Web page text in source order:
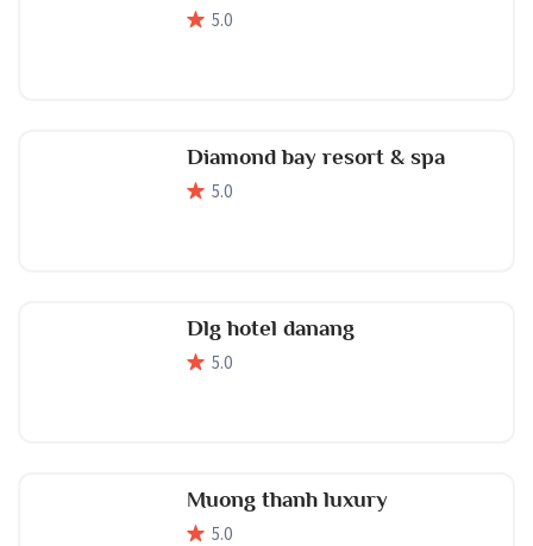
5.0
Diamond bay resort & spa
5.0
Dlg hotel danang
5.0
Muong thanh luxury
5.0